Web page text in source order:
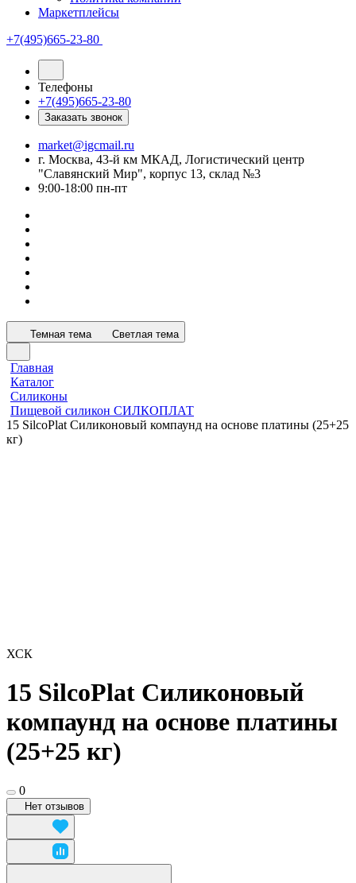
Маркетплейсы
+7(495)665-23-80
Телефоны
+7(495)665-23-80
Заказать звонок
market@igcmail.ru
г. Москва, 43-й км МКАД, Логистический центр
"Славянский Мир", корпус 13, склад №3
9:00-18:00 пн-пт
Темная тема Светлая тема
Главная
Каталог
Силиконы
Пищевой силикон СИЛКОПЛАТ
15 SilcoPlat Силиконовый компаунд на основе платины (25+25
кг)
ХСК
15 SilcoPlat Силиконовый
компаунд на основе платины
(25+25 кг)
0
Нет отзывов